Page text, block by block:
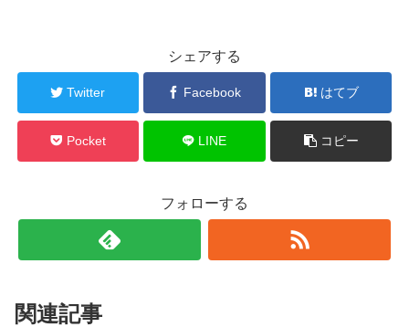
シェアする
Twitter Facebook はてブ
Pocket LINE コピー
フォローする
関連記事